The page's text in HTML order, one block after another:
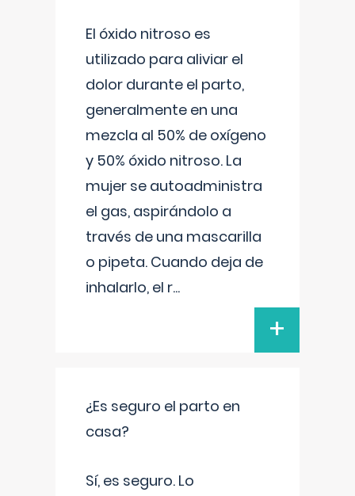
El óxido nitroso es
utilizado para aliviar el
dolor durante el parto,
generalmente en una
mezcla al 50% de oxígeno
y 50% óxido nitroso. La
mujer se autoadministra
el gas, aspirándolo a
través de una mascarilla
o pipeta. Cuando deja de
inhalarlo, el r...
+
¿Es seguro el parto en
casa?
Sí, es seguro. Lo